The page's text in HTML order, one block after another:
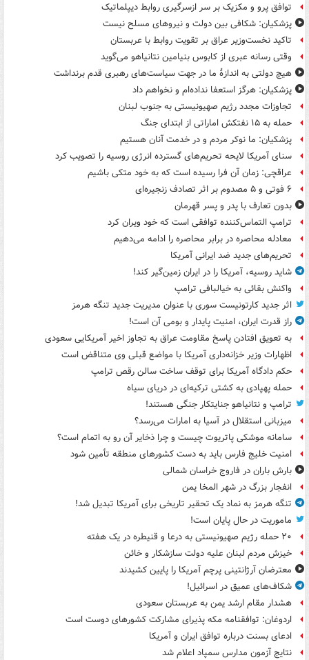
توافق پرو و مکزیک بر سر ازسرگیری روابط دیپلماتیک
پزشکیان: شکافی بین دولت و نیروهای مسلح نیست
تاکید نخست‌وزیر عراق بر تقویت روابط با عربستان
وقتی رسانه عبری از کابوس بنیامین نتانیاهو می‌گوید
هیچ دولتی به اندازۀ ما در جهت سیاست‌های رهبری قدم برنداشت
پزشکیان: هرگز استعفا نداده‌ام و نخواهم داد
تجاوزات مجدد رژیم صهیونیستی به جنوب لبنان
حمله به ۱۵ نفتکش‌ اماراتی از ابتدای جنگ
پزشکیان: ما نوکر مردم و در خدمت آنان هستیم
سنای آمریکا لایحه تحریم‌های گسترده انرژی روسیه را تصویب کرد
عراقچی: زمان آن فرا رسیده است که به خود متکی باشیم
۶ فوتی و ۵ مصدوم بر اثر تصادف زنجیره‌ای
بدون تعارف با پدر و پسر قهرمان
ترامپ التماس‌کننده توافقی است که خود ویران کرد
معادله محاصره در برابر محاصره را ادامه می‌دهیم
تحریم‌های جدید ضد ایرانی آمریکا
شاید روسیه، آمریکا را در ایران زمین‌گیر کند!
واکنش بقائی به خیالبافی ترامپ
اثر جدید کارتونیست سوری با عنوان مدیریت جدید تنگه هرمز
راز قدرت ایران، امنیت پایدار و بومی آن است!
به تعویق افتادن پاسخ مقاومت عراق به تجاوز اخیر آمریکایی سعودی
اظهارات وزیر خزانه‌داری آمریکا با مواضع قبلی وی متناقض است
حکم دادگاه آمریکا برای توقف ساخت سالن رقص ترامپ
حمله پهپادی به کشتی ترکیه‌ای در دریای سیاه
ترامپ و نتانیاهو جنایتکار جنگی هستند!
میزبانی استقلال در آسیا به امارات می‌رسد؟
سامانه موشکی پاتریوت چیست و چرا ذخایر آن رو به اتمام است؟
امنیت خلیج فارس باید به دست کشورهای منطقه تأمین شود
بارش باران در فاروج خراسان شمالی
انفجار بزرگ در شهر المخا یمن
تنگه هرمز به نماد یک تحقیر تاریخی برای آمریکا تبدیل شد!
ماموریت در حال پایان است!
۲۰ حمله رژیم صهیونیستی به درعا و قنیطره در یک هفته
خیزش مردم لبنان علیه دولت سازشکار و خائن
معترضان آرژانتینی پرچم آمریکا را پایین کشیدند
شکاف‌های عمیق در اسرائیل!
هشدار مقام ارشد یمن به عربستان سعودی
اردوغان: توافقنامه مکه پذیرای مشارکت کشورهای دوست است
ادعای بسنت درباره توافق ایران و آمریکا
نتایج آزمون مدارس سمپاد اعلام شد